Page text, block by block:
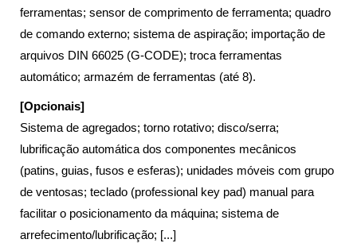
ferramentas; sensor de comprimento de ferramenta; quadro
de comando externo; sistema de aspiração; importação de
arquivos DIN 66025 (G-CODE); troca ferramentas
automático; armazém de ferramentas (até 8).
[Opcionais]
Sistema de agregados; torno rotativo; disco/serra;
lubrificação automática dos componentes mecânicos
(patins, guias, fusos e esferas); unidades móveis com grupo
de ventosas; teclado (professional key pad) manual para
facilitar o posicionamento da máquina; sistema de
arrefecimento/lubrificação; [...]